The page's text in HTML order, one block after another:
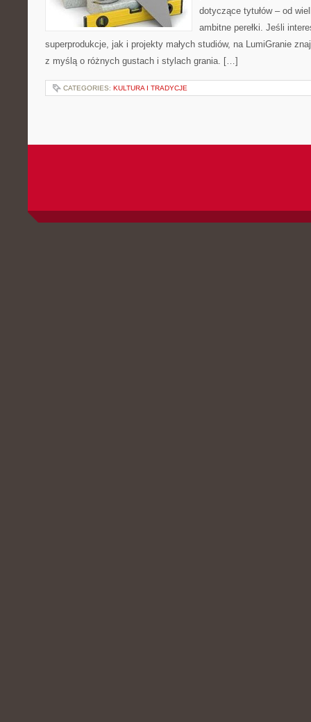
dotyczące tytułów – od
ambitne perełki. Jeśli
superprodukcje, jak i projekty małych studiów, na LumiGranie
z myślą o różnych gustach i stylach grania. […]
CATEGORIES: KULTURA I TRADYCJE